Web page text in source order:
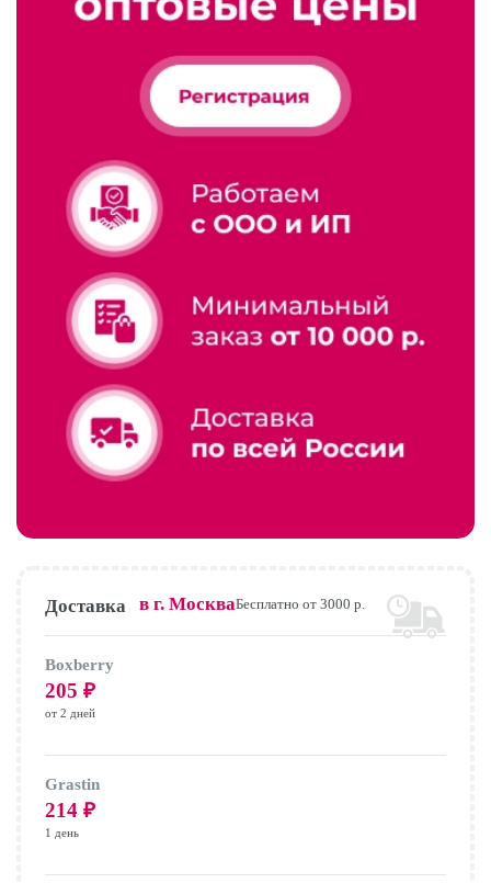
Доставка в г. МоскваБесплатно от 3000 р.
Boxberry
205 ₽
от 2 дней
Grastin
214 ₽
1 день